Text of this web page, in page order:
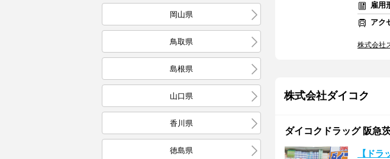
岡山県
鳥取県
島根県
山口県
香川県
徳島県
雇用
アク
株式会社
株式会社ダイコク
ダイコクドラッグ 阪急
【ド